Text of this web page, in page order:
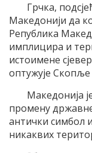
Грчка,
Македонији да
Република
имплицира и
истоимене
оптужује Скопље
Македонија
промену државне
антички симбол
никаквих